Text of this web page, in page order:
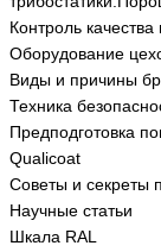
Контроль качества
Оборудование
Виды и причины
Техника
Предподготовка
Qualicoat
Советы и секреты
Научные статьи
Шкала RAL